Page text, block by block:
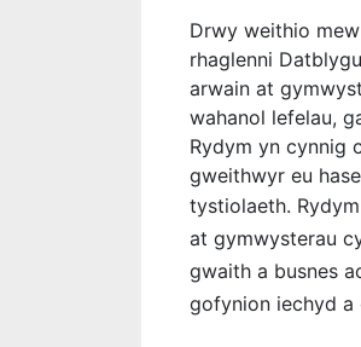
Drwy weithio
rhaglenni
arwain at
wahanol lefelau,
Rydym yn cynnig
gweithwyr eu
tystiolaeth.
at gymwysterau
gwaith a busnes
gofynion iechyd a